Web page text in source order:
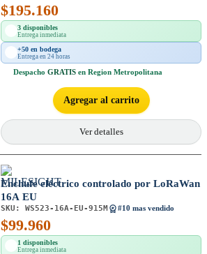
$195.160
3 disponibles
Entrega inmediata
+50 en bodega
Entrega en 24 horas
Despacho GRATIS en Region Metropolitana
Agregar al carrito
Ver detalles
Enchufe eléctrico controlado por LoRaWan
16A EU
SKU: WS523-16A-EU-915M #10 mas vendido
$99.960
1 disponibles
Entrega inmediata